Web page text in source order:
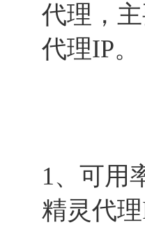
代理，
代理IP。
1、可用
精灵代